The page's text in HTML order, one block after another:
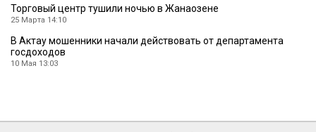
Торговый центр тушили ночью в Жанаозене
25 Марта 14:10
В Актау мошенники начали действовать от департамента
госдоходов
10 Мая 13:03